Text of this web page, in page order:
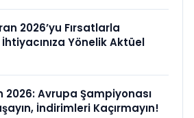
2026’yu Fırsatlarla
Yönelik Aktüel
2026: Avrupa Şampiyonası
İndirimleri Kaçırmayın!